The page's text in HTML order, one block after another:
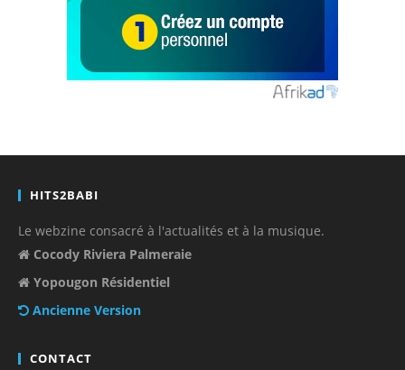
HITS2BABI
Le webzine consacré à l'actualités et à la musique.
Cocody Riviera Palmeraie
Yopougon Résidentiel
Ancienne Version
CONTACT